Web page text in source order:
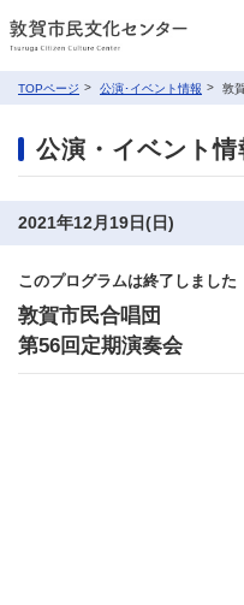
TOPページ 公演･イベント情報 敦
公演・イベント情
2021年12月19日(日)
このプログラムは終了しました
敦賀市民合唱団
第56回定期演奏会